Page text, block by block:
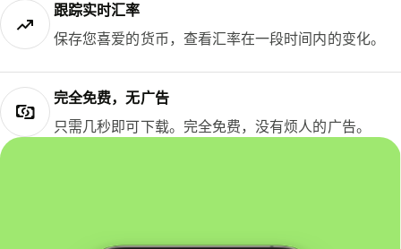
跟踪实时汇率
保存您喜爱的货币，查看汇率在一段时间内的变化。
完全免费，无广告
只需几秒即可下载。完全免费，没有烦人的广告。